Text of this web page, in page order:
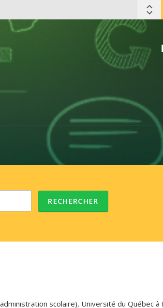
RECHERCHER
scolaire), Université du Québec à